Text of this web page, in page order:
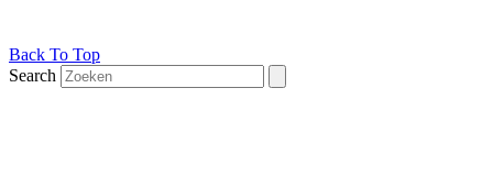
Back To Top
Search